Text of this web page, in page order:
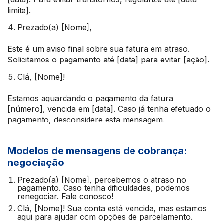
limite].
Prezado(a) [Nome],
Este é um aviso final sobre sua fatura em atraso.
Solicitamos o pagamento até [data] para evitar [ação].
Olá, [Nome]!
Estamos aguardando o pagamento da fatura
[número], vencida em [data]. Caso já tenha efetuado o
pagamento, desconsidere esta mensagem.
Modelos de mensagens de cobrança:
negociação
Prezado(a) [Nome], percebemos o atraso no
pagamento. Caso tenha dificuldades, podemos
renegociar. Fale conosco!
Olá, [Nome]! Sua conta está vencida, mas estamos
aqui para ajudar com opções de parcelamento.